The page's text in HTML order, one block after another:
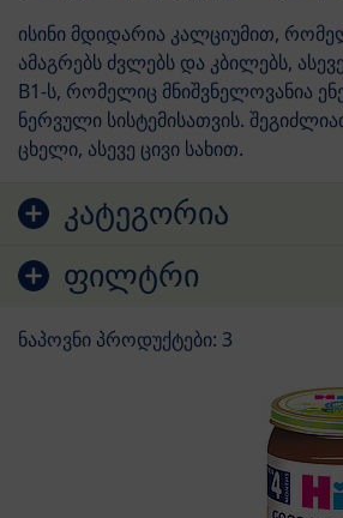
გადასვლა პროდუქტების სიაზე
კატეგორია
ფილტრი
ისინი მდიდარია კალციუმით,
ამაგრებს ძვლებს და კბილებს,
B1-ს, რომელიც მნიშვნელოვანია
ნერვული სისტემისათვის.
ცხელი, ასევე ცივი სახით.
ნაპოვნი პროდუქტები: 3